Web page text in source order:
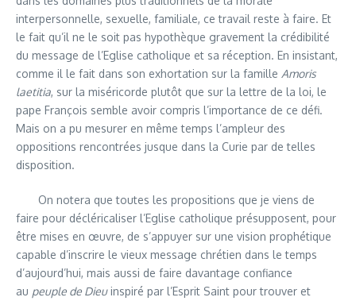
interpersonnelle, sexuelle, familiale, ce travail reste à faire. Et
le fait qu’il ne le soit pas hypothèque gravement la crédibilité
du message de l’Eglise catholique et sa réception. En insistant,
comme il le fait dans son exhortation sur la famille Amoris
laetitia, sur la miséricorde plutôt que sur la lettre de la loi, le
pape François semble avoir compris l’importance de ce défi.
Mais on a pu mesurer en même temps l’ampleur des
oppositions rencontrées jusque dans la Curie par de telles
disposition.
On notera que toutes les propositions que je viens de
faire pour décléricaliser l’Eglise catholique présupposent, pour
être mises en œuvre, de s’appuyer sur une vision prophétique
capable d’inscrire le vieux message chrétien dans le temps
d’aujourd’hui, mais aussi de faire davantage confiance
au peuple de Dieuinspiré par l’Esprit Saint pour trouver et